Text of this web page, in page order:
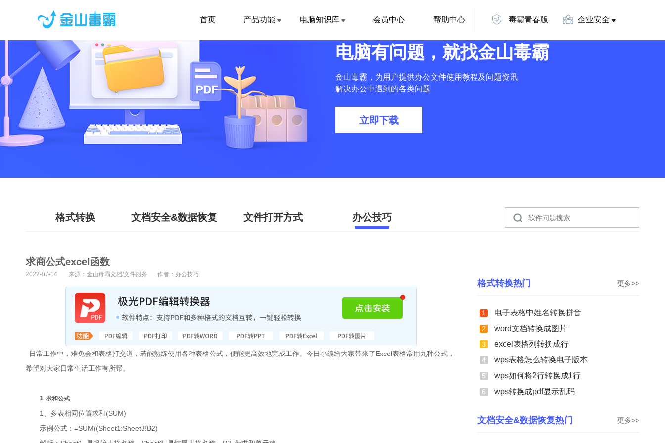
首页 产品功能 电脑知识库 会员中心 帮助中心 毒霸青春版 企业安全
电脑有问题，就找金山毒霸
金山毒霸，为用户提供办公文件使用教程及问题资讯
解决办公中遇到的各类问题
立即下载
格式转换 文档安全&数据恢复 文件打开方式 办公技巧
求商公式excel函数
2022-07-14 来源：金山毒霸文档/文件服务 作者：办公技巧
日常工作中，难免会和表格打交道，若能熟练使用各种表格公式，便能更高效地完成工作。今日小编给大家带来了Excel表格常用九种公式，
希望对大家日常生活工作有所帮。
1-求和公式
1、多表相同位置求和(SUM)
示例公式：=SUM((Sheet1:Sheet3!B2)
格式转换热门 更多>>
1 电子表格中姓名转换拼音
2 word文档转换成图片
3 excel表格列转换成行
4 wps表格怎么转换电子版本
5 wps如何将2行转换成1行
6 wps转换成pdf显示乱码
文档安全&数据恢复热门 更多>>